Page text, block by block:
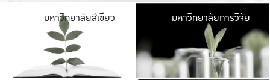
มหาวิทยาลัยสีเขียว มหาวิ
มีพื้นที่เขียวสดใส
เป็นป่าในเมือง เกษต
มหาวิทยาลัยการวิจัย